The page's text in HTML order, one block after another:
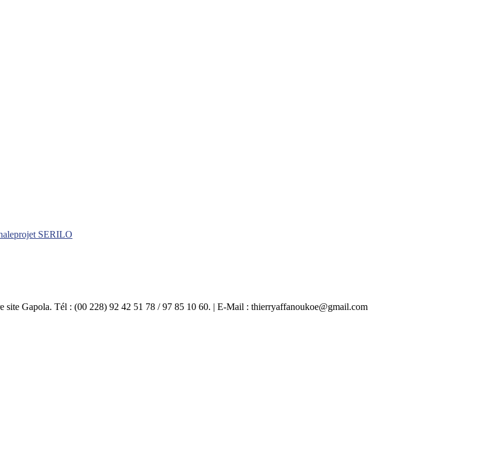
projet SERILO
site Gapola. Tél : (00 228) 92 42 51 78 / 97 85 10 60. | E-Mail : thierryaffanoukoe@gmail.com